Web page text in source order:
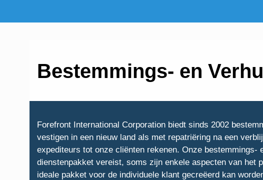
Bestemmings- en
Forefront International Corporation biedt sinds 2002
vestigen in een nieuw land als met repatriëring na een
expediteurs tot onze cliënten rekenen. Onze
dienstenpakket vereist, soms zijn enkele aspecten van het
ideale pakket voor de individuele klant gecreëerd kan